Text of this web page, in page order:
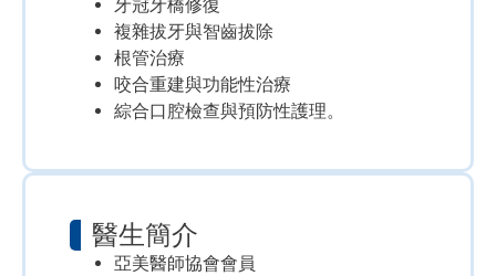
牙冠牙橋修復
複雜拔牙與智齒拔除
根管治療
咬合重建與功能性治療
綜合口腔檢查與預防性護理。
醫生簡介
亞美醫師協會會員